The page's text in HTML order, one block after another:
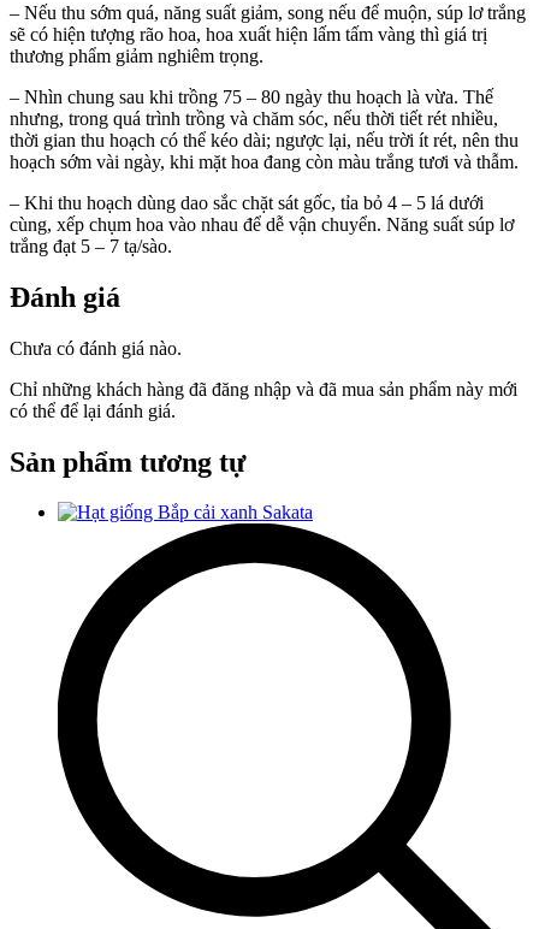
– Nếu thu sớm quá, năng suất giảm, song nếu để muộn, súp lơ trắng
sẽ có hiện tượng rão hoa, hoa xuất hiện lấm tấm vàng thì giá trị
thương phẩm giảm nghiêm trọng.
– Nhìn chung sau khi trồng 75 – 80 ngày thu hoạch là vừa. Thế
nhưng, trong quá trình trồng và chăm sóc, nếu thời tiết rét nhiều,
thời gian thu hoạch có thể kéo dài; ngược lại, nếu trời ít rét, nên thu
hoạch sớm vài ngày, khi mặt hoa đang còn màu trắng tươi và thẫm.
– Khi thu hoạch dùng dao sắc chặt sát gốc, tỉa bỏ 4 – 5 lá dưới
cùng, xếp chụm hoa vào nhau để dễ vận chuyển. Năng suất súp lơ
trắng đạt 5 – 7 tạ/sào.
Đánh giá
Chưa có đánh giá nào.
Chỉ những khách hàng đã đăng nhập và đã mua sản phẩm này mới
có thể để lại đánh giá.
Sản phẩm tương tự